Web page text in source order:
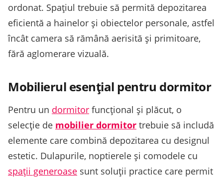
ordonat. Spațiul trebuie să permită depozitarea
eficientă a hainelor și obiectelor personale, astfel
încât camera să rămână aerisită și primitoare,
fără aglomerare vizuală.
Mobilierul esențial pentru dormitor
Pentru un dormitor funcțional și plăcut, o
selecție de mobilier dormitor trebuie să includă
elemente care combină depozitarea cu designul
estetic. Dulapurile, noptierele și comodele cu
spații generoase sunt soluții practice care permit